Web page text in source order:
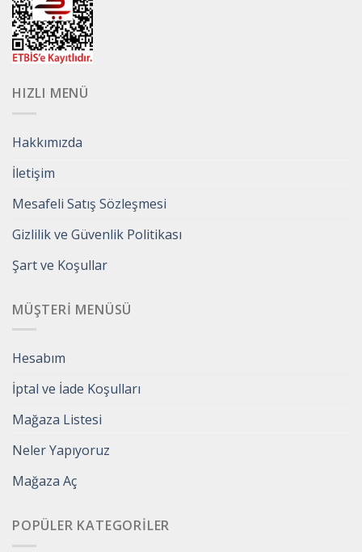
HIZLI MENÜ
Hakkımızda
İletişim
Mesafeli Satış Sözleşmesi
Gizlilik ve Güvenlik Politikası
Şart ve Koşullar
MÜŞTERI MENÜSÜ
Hesabım
İptal ve İade Koşulları
Mağaza Listesi
Neler Yapıyoruz
Mağaza Aç
POPÜLER KATEGORILER